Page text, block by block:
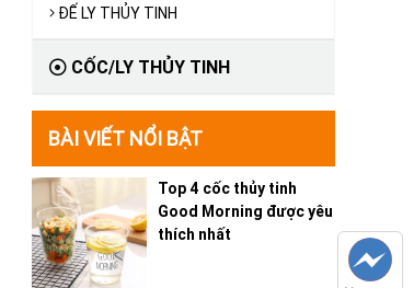
ĐẾ LY THỦY TINH
CỐC/LY THỦY TINH
BÀI VIẾT NỔI BẬT
Top 4 cốc thủy tinh
Good Morning được yêu
thích nhất